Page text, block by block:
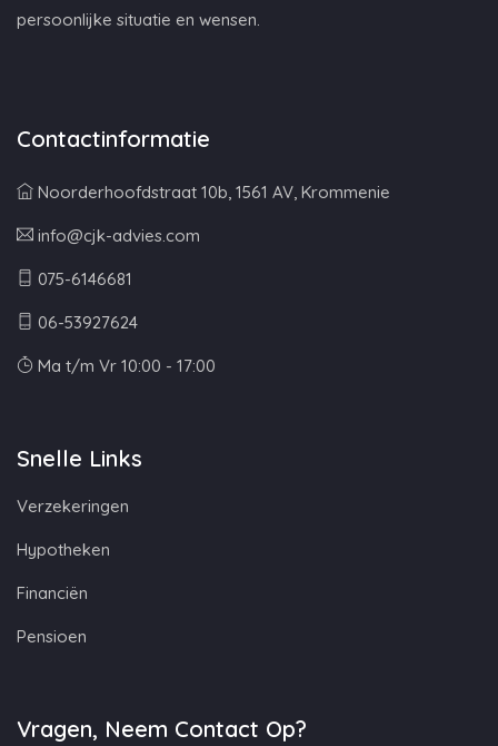
persoonlijke situatie en wensen.
Contactinformatie
Noorderhoofdstraat 10b, 1561 AV, Krommenie
info@cjk-advies.com
075-6146681
06-53927624
Ma t/m Vr 10:00 - 17:00
Snelle Links
Verzekeringen
Hypotheken
Financiën
Pensioen
Vragen, Neem Contact Op?